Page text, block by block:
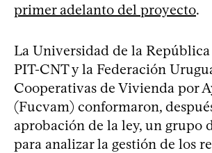
primer adelanto del proyecto.
La Universidad de la República
PIT-CNT y la Federación
Cooperativas de Vivienda por
(Fucvam) conformaron,
aprobación de la ley, un grupo
para analizar la gestión de los